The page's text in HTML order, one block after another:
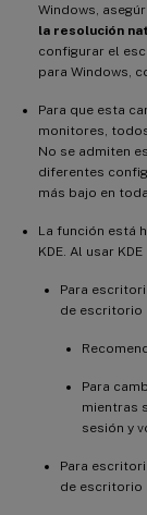
Windows,
la resolución
configurar el
para Windows,
Para que esta
monitores,
No se admiten
diferentes
más bajo en
La función está
KDE. Al usar
Para
de escritorio
Para
mientras
sesión y
Para
de escritorio